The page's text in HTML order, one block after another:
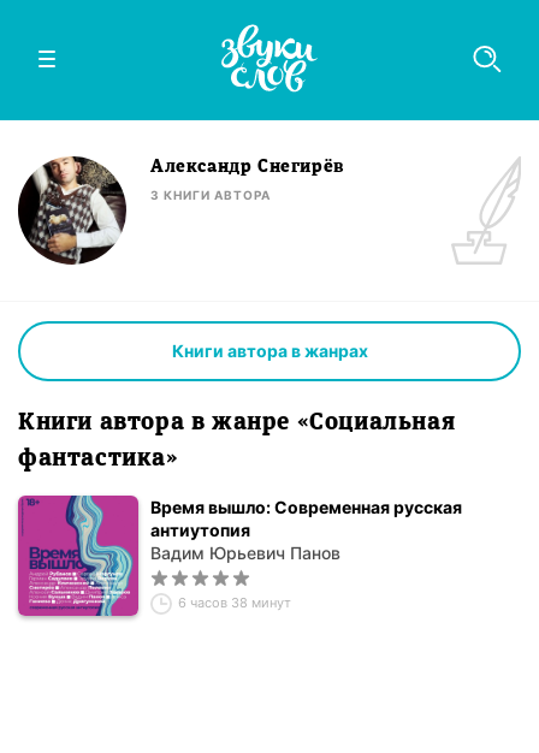
Александр Снегирёв
3 КНИГИ АВТОРА
Книги автора в жанрах
Книги автора в жанре «Социальная
фантастика»
Время вышло: Современная русская
антиутопия
Вадим Юрьевич Панов
6 часов 38 минут